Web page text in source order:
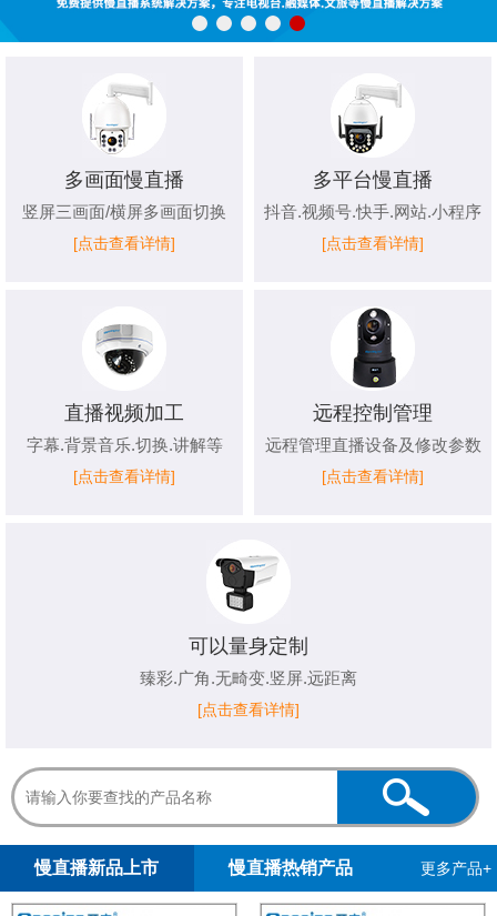
多画面慢直播
竖屏三画面/横屏多画面切换
[点击查看详情]
多平台慢直播
抖音.视频号.快手.网站.小程序
[点击查看详情]
直播视频加工
字幕.背景音乐.切换.讲解等
[点击查看详情]
远程控制管理
远程管理直播设备及修改参数
[点击查看详情]
可以量身定制
臻彩.广角.无畸变.竖屏.远距离
[点击查看详情]
慢直播新品上市 慢直播热销产品 更多产品+